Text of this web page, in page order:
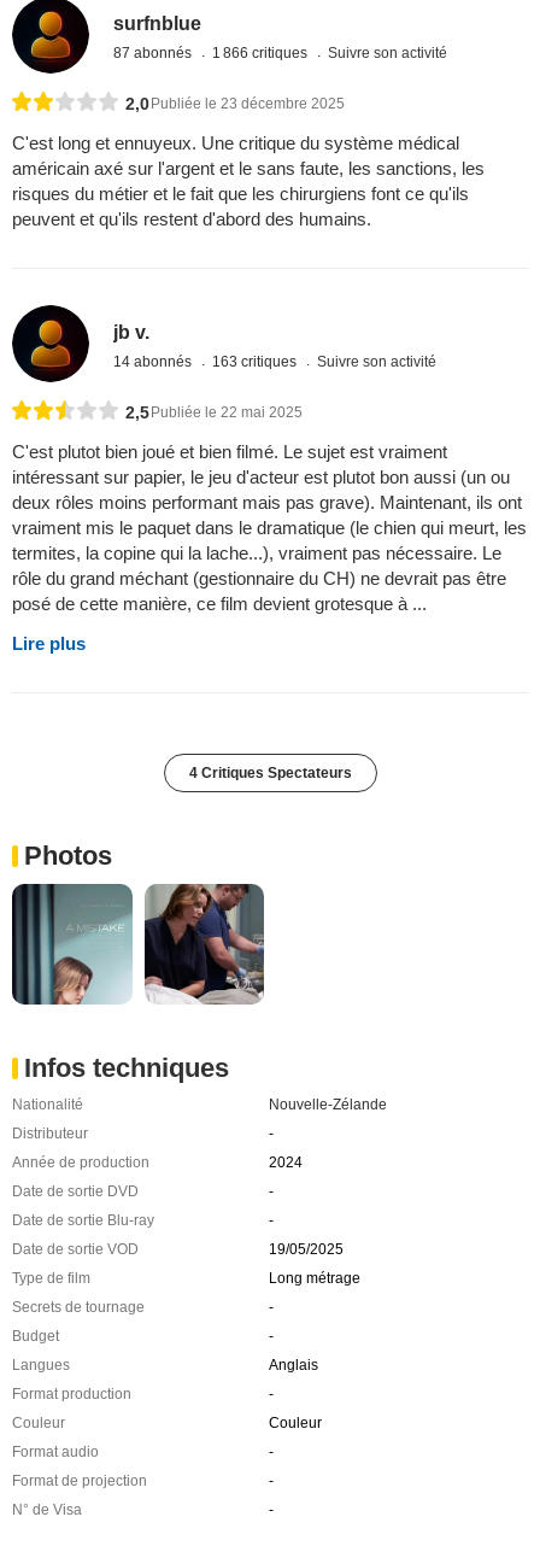
surfnblue
87 abonnés 1 866 critiques Suivre son activité
2,0Publiée le 23 décembre 2025
C'est long et ennuyeux. Une critique du système médical
américain axé sur l'argent et le sans faute, les sanctions, les
risques du métier et le fait que les chirurgiens font ce qu'ils
peuvent et qu'ils restent d'abord des humains.
jb v.
14 abonnés 163 critiques Suivre son activité
2,5 Publiée le 22 mai 2025
C'est plutot bien joué et bien filmé. Le sujet est vraiment
intéressant sur papier, le jeu d'acteur est plutot bon aussi (un ou
deux rôles moins performant mais pas grave). Maintenant, ils ont
vraiment mis le paquet dans le dramatique (le chien qui meurt, les
termites, la copine qui la lache...), vraiment pas nécessaire. Le
rôle du grand méchant (gestionnaire du CH) ne devrait pas être
posé de cette manière, ce film devient grotesque à ...
Lire plus
4 Critiques Spectateurs
Photos
Infos techniques
Nationalité
Nouvelle-Zélande
Distributeur
-
Année de production
2024
Date de sortie DVD
-
Date de sortie Blu-ray
-
Date de sortie VOD
19/05/2025
Type de film
Long métrage
Secrets de tournage
-
Budget
-
Langues
Anglais
Format production
-
Couleur
Couleur
Format audio
-
Format de projection
-
N° de Visa
-